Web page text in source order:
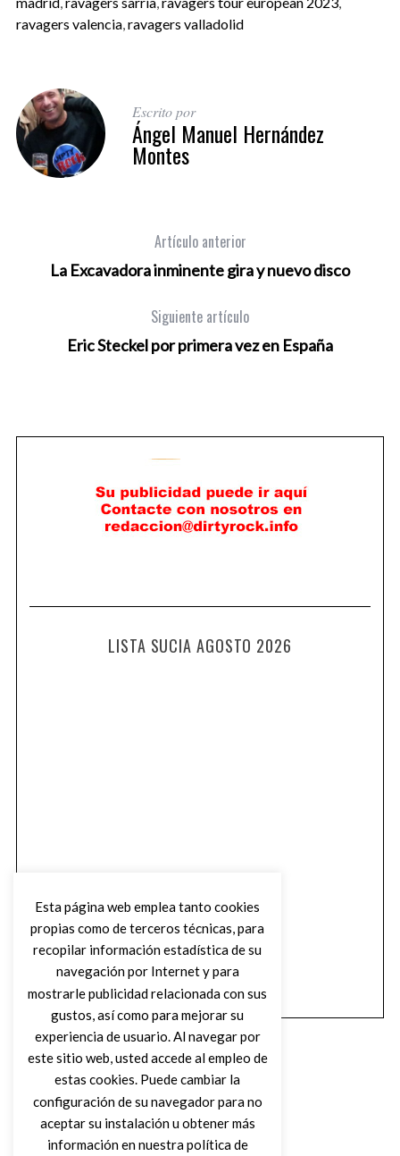
ravagers valencia,ravagers valladolid
Escrito por
Ángel Manuel Hernández
Montes
Artículo anterior
La Excavadora inminente gira y nuevo disco
Siguiente artículo
Eric Steckel por primera vez en España
LISTA SUCIA AGOSTO 2026
Esta página web emplea tanto cookies
propias como de terceros técnicas, para
recopilar información estadística de su
navegación por Internet y para
mostrarle publicidad relacionada con sus
gustos, así como para mejorar su
experiencia de usuario. Al navegar por
este sitio web, usted accede al empleo de
estas cookies. Puede cambiar la
configuración de su navegador para no
aceptar su instalación u obtener más
información en nuestra política de